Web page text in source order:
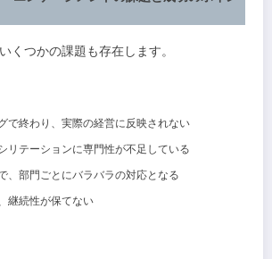
くつかの課題も存在します。
で終わり、実際の経営に反映されない
リテーションに専門性が不足している
、部門ごとにバラバラの対応となる
継続性が保てない